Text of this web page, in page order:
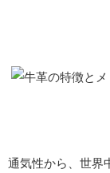
通気性から、世